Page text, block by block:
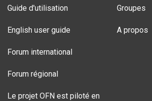
Guide d'utilisation
English user guide
Forum international
Forum régional
Le projet OFN est piloté en
Groupes
A propos